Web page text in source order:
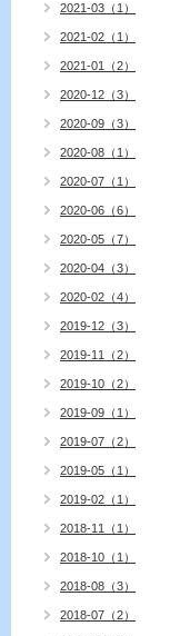
2021-03（1）
2021-02（1）
2021-01（2）
2020-12（3）
2020-09（3）
2020-08（1）
2020-07（1）
2020-06（6）
2020-05（7）
2020-04（3）
2020-02（4）
2019-12（3）
2019-11（2）
2019-10（2）
2019-09（1）
2019-07（2）
2019-05（1）
2019-02（1）
2018-11（1）
2018-10（1）
2018-08（3）
2018-07（2）